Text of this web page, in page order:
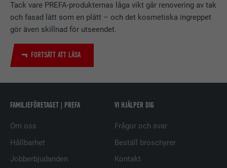
Tack vare PREFA-produkternas låga vikt går renovering av tak
och fasad lätt som en plätt – och det kosmetiska ingreppet
gör även skillnad för utseendet.
FORTSÄTT ATT LÄSA
FAMILJEFÖRETAGET | PREFA
Om oss
Hållbarhet
Jobberbjudanden
VI HJÄLPER DIG
Frågor och svar
Beställ broschyrer
Kontakt
ÄNDAMÅL
Används av den sociala
nätverkstjänsten LinkedIn för att
EFTERNAMN bscookie
LEVERANTÖRER
PROCEDUR
nätverkstjänsten LinkedIn för att